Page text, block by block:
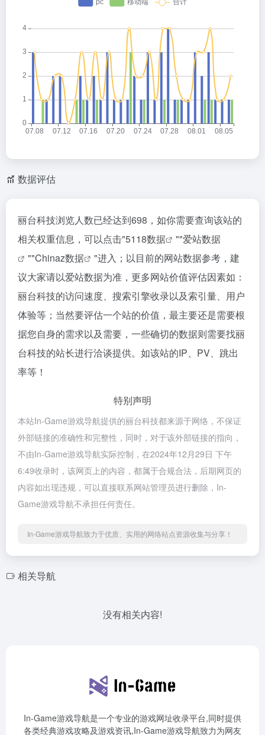
数据评估
丽台科技浏览人数已经达到698，如你需要查询该站的
相关权重信息，可以点击"5118数据 ""爱站数据
""Chinaz数据
"进入；以目前的网站数据参考，建
议大家请以爱站数据为准，更多网站价值评估因素如：
丽台科技的访问速度、搜索引擎收录以及索引量、用户
体验等；当然要评估一个站的价值，最主要还是需要根
据您自身的需求以及需要，一些确切的数据则需要找丽
台科技的站长进行洽谈提供。如该站的IP、PV、跳出
率等！
特别声明
本站In-Game游戏导航提供的丽台科技都来源于网络，不保证
外部链接的准确性和完整性，同时，对于该外部链接的指向，
不由In-Game游戏导航实际控制，在2024年12月29日 下午
6:49收录时，该网页上的内容，都属于合规合法，后期网页的
内容如出现违规，可以直接联系网站管理员进行删除，In-
Game游戏导航不承担任何责任。
In-Game游戏导航致力于优质、实用的网络站点资源收集与分享！
相关导航
没有相关内容!
In-Game游戏导航是一个专业的游戏网址收录平台,同时提供
各类经典游戏攻略及游戏资讯,In-Game游戏导航致力为网友